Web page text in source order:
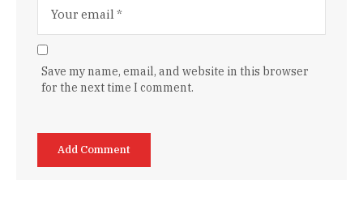
Save my name, email, and website in this browser
for the next time I comment.